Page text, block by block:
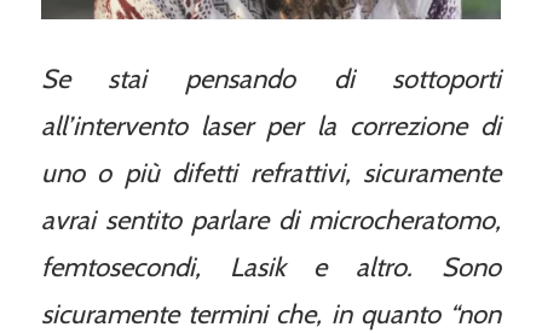
Se stai pensando di sottoporti
all’intervento laser per la correzione di
uno o più difetti refrattivi, sicuramente
avrai sentito parlare di microcheratomo,
femtosecondi, Lasik e altro. Sono
sicuramente termini che, in quanto “non